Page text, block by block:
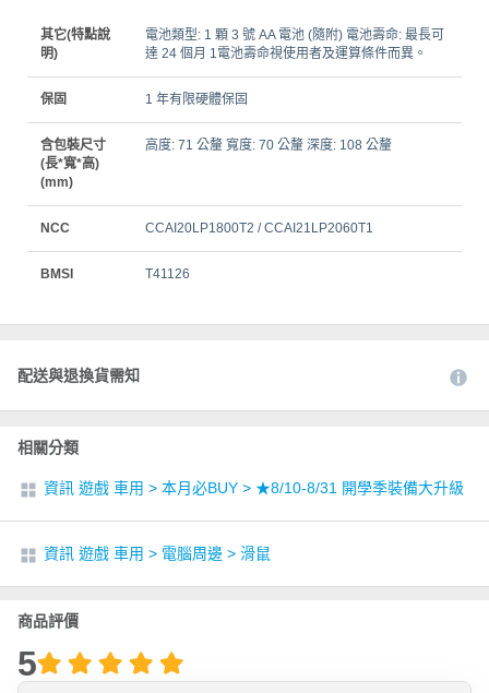
其它(特點說
明)
電池類型: 1 顆 3 號 AA 電池 (隨附) 電池壽命: 最長可
達 24 個月 1電池壽命視使用者及運算條件而異。
保固 1 年有限硬體保固
含包裝尺寸
(長*寬*高)
(mm)
高度: 71 公釐 寬度: 70 公釐 深度: 108 公釐
NCC CCAI20LP1800T2 / CCAI21LP2060T1
BMSI T41126
配送與退換貨需知
相關分類
資訊 遊戲 車用 > 本月必BUY > ★8/10-8/31 開學季裝備大升級
資訊 遊戲 車用 > 電腦周邊 > 滑鼠
商品評價
5